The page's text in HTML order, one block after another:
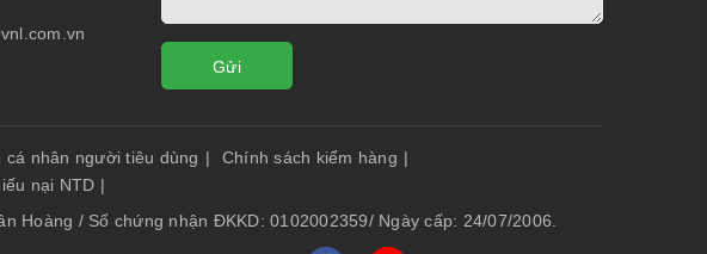
Gửi
nhân người tiêu dùng | Chính sách kiểm hàng |
nại NTD |
Hoàng / Số chứng nhận ĐKKD: 0102002359/ Ngày cấp: 24/07/2006.